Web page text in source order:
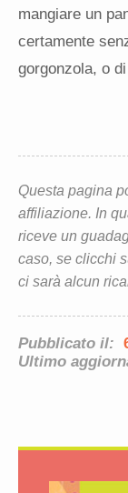
mangiare un
certamente
gorgonzola, o
Questa pagina
affiliazione. In
riceve un
caso, se clicchi
ci sarà alcun
Pubblicato il:
Ultimo